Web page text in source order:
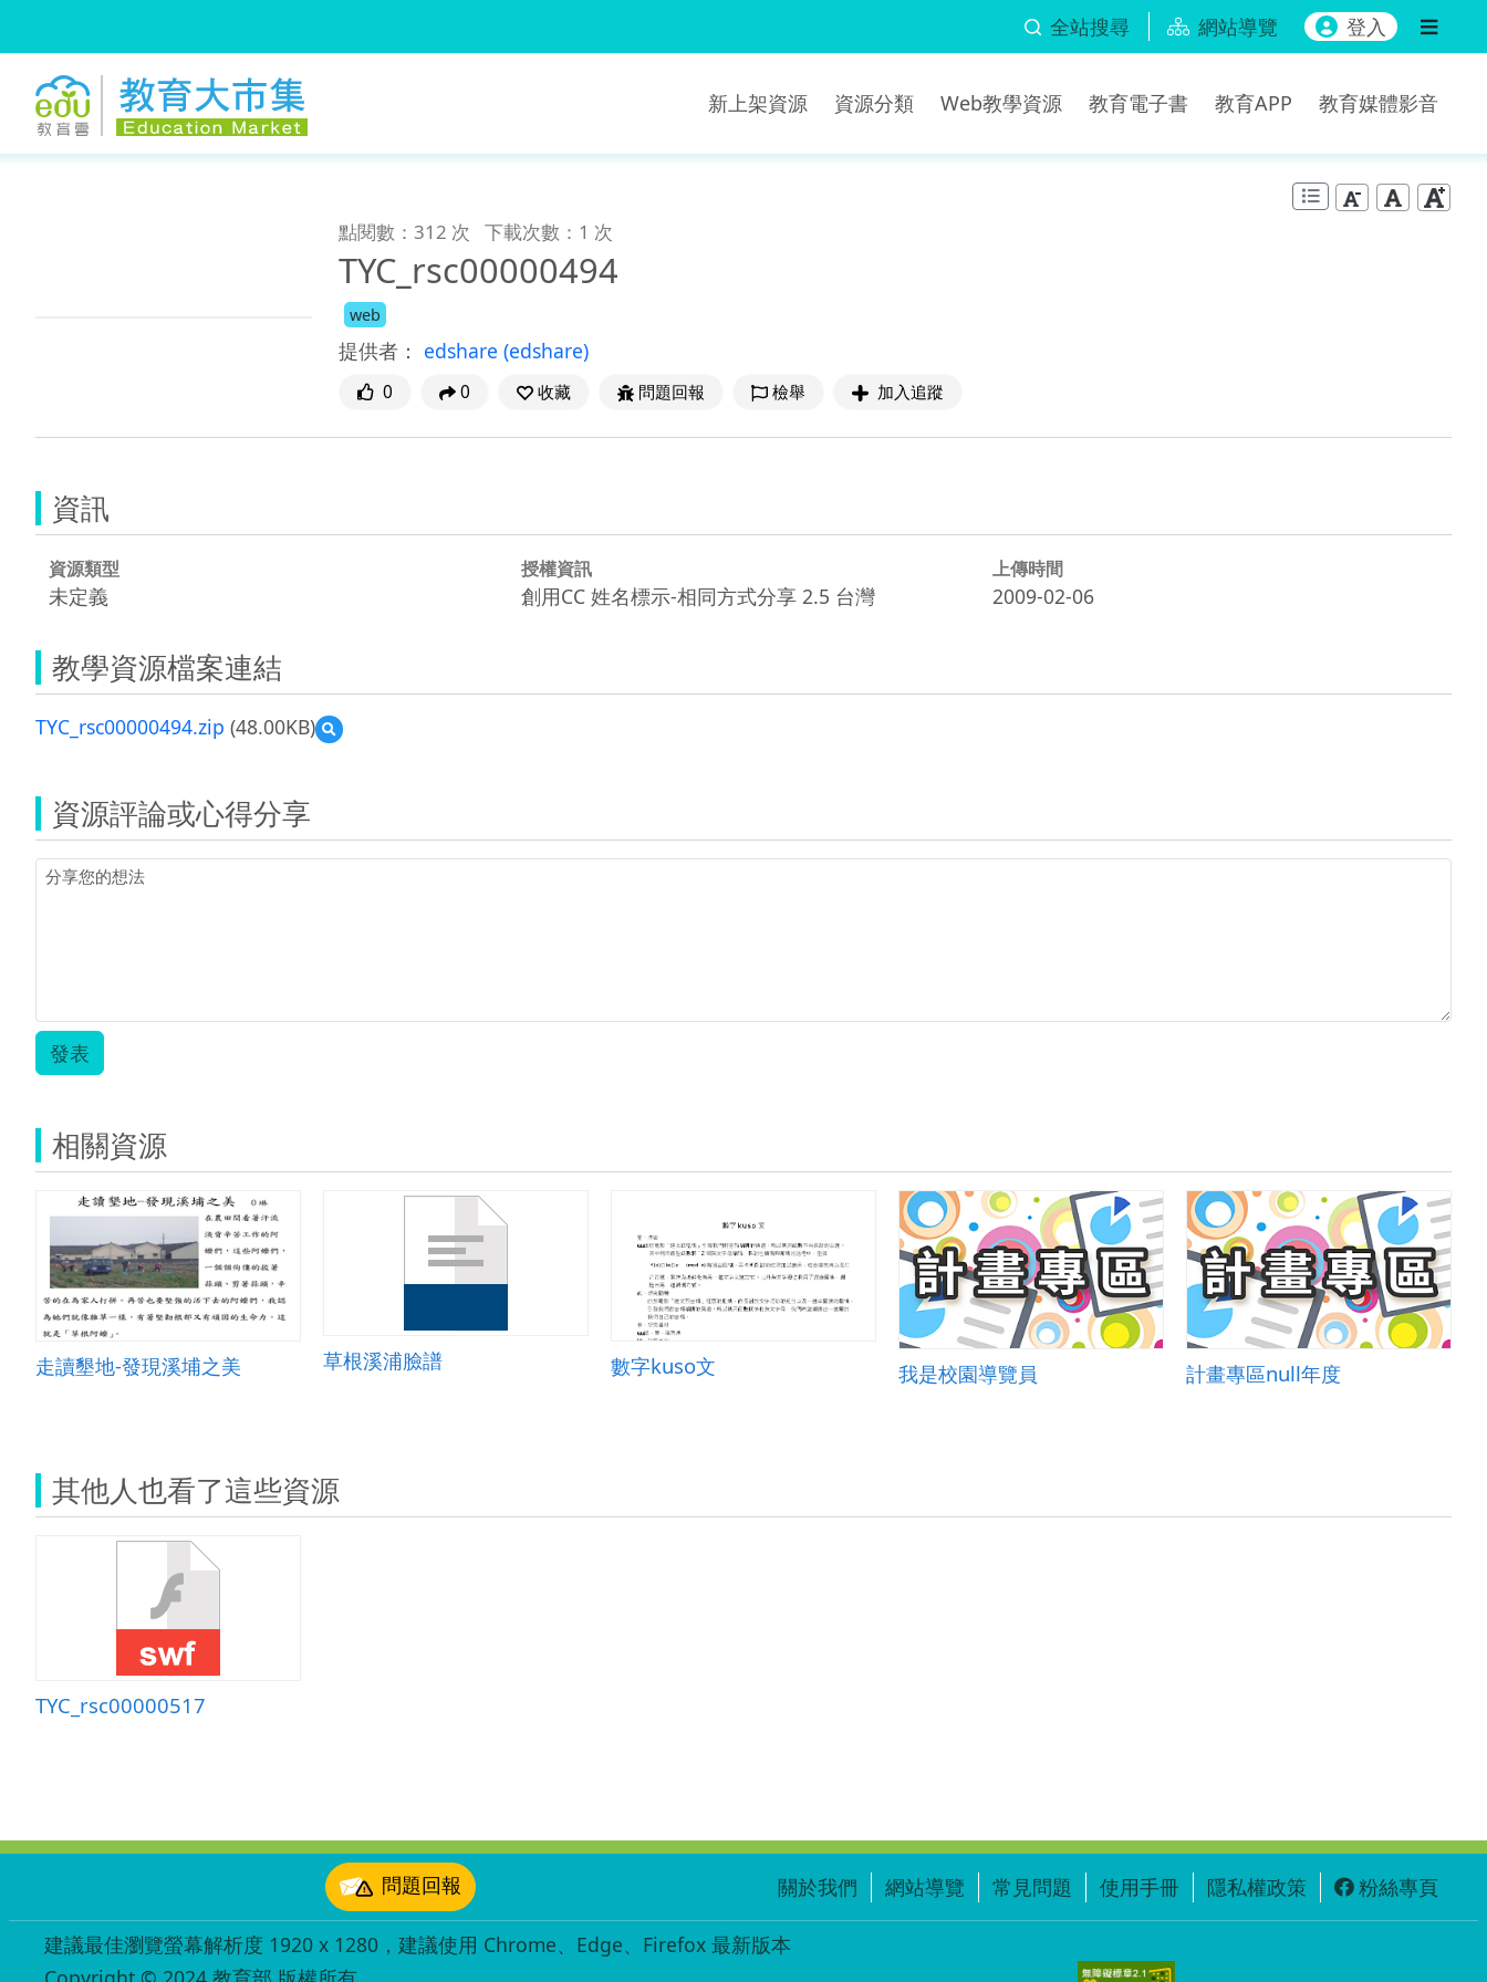
全站搜尋 網站導覽 登入
新上架資源 資源分類 Web教學資源 教育電子書 教育APP 教育媒體影音
點閱數：312 次 下載次數：1 次
TYC_rsc00000494
web
提供者： edshare (edshare)
0 0 收藏 問題回報 檢舉 加入追蹤
資訊
資源類型
未定義
授權資訊
創用CC 姓名標示-相同方式分享 2.5 台灣
上傳時間
2009-02-06
教學資源檔案連結
TYC_rsc00000494.zip (48.00KB)
預
覽
資源評論或心得分享
發表
相關資源
走讀墾地-發現溪埔之美 草根溪浦臉譜 數字kuso文 我是校園導覽員 計畫專區null年度
其他人也看了這些資源
TYC_rsc00000517
問題回報 關於我們 網站導覽 常見問題 使用手冊 隱私權政策 粉絲專頁
建議最佳瀏覽螢幕解析度 1920 x 1280，建議使用 Chrome、Edge、Firefox 最新版本